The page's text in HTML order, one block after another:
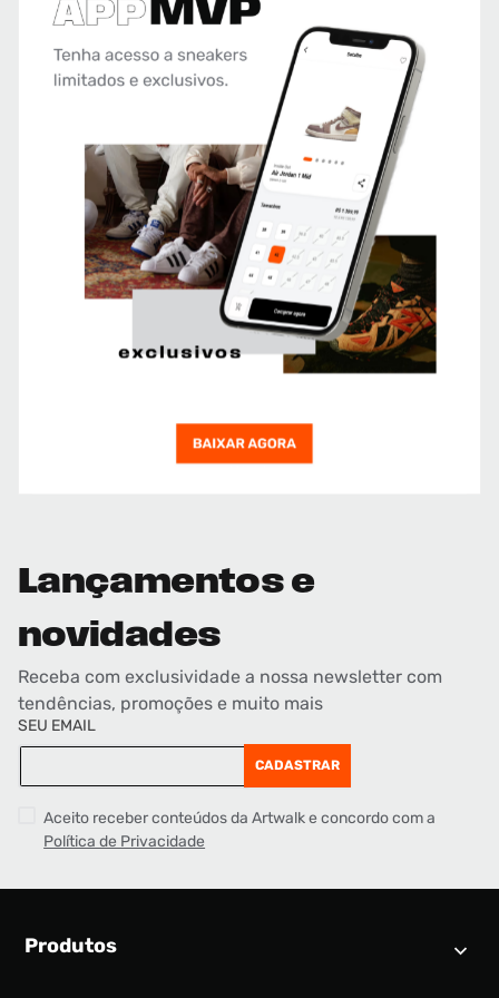
Lançamentos e
novidades
Receba com exclusividade a nossa newsletter com
tendências, promoções e muito mais
SEU EMAIL
CADASTRAR
Aceito receber conteúdos da Artwalk e concordo com a
Política de Privacidade
Produtos